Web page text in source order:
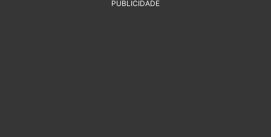
PUBLICIDADE